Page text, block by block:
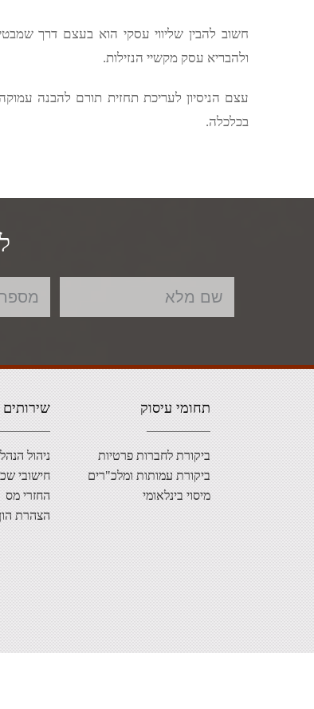
חשוב להבין שליווי עסקי הוא בעצם דרך
ולהבריא עסק מקשיי הנזילות.
עצם הניסיון לעריכת תחזית תורם להבנה
בכלכלה.
תחומי עיסוק
ביקורת לחברות פרטיות
ביקורת עמותות ומלכ"רים
מיסוי בינלאומי
שירותים
ניהול
חישובי
החזרי מס
הצהרת